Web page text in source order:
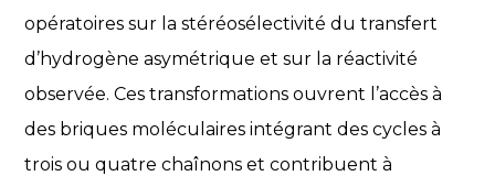
opératoires sur la stéréosélectivité du transfert
d’hydrogène asymétrique et sur la réactivité
observée. Ces transformations ouvrent l’accès à
des briques moléculaires intégrant des cycles à
trois ou quatre chaînons et contribuent à